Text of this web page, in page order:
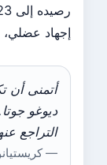
إجهاد عضلي،
أتمنى أن
ديوغو جوتا.
التراجع
—